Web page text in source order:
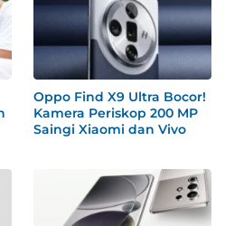
Oppo Find X9 Ultra Bocor!
Kamera Periskop 200 MP
Saingi Xiaomi dan Vivo